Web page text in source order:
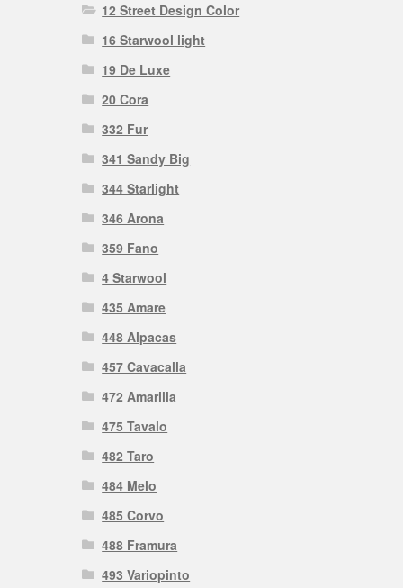
12 Street Design Color
16 Starwool light
19 De Luxe
20 Cora
332 Fur
341 Sandy Big
344 Starlight
346 Arona
359 Fano
4 Starwool
435 Amare
448 Alpacas
457 Cavacalla
472 Amarilla
475 Tavalo
482 Taro
484 Melo
485 Corvo
488 Framura
493 Variopinto